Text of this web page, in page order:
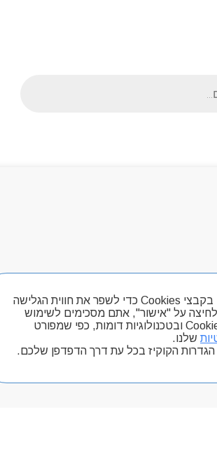
אנו משתמשים בקבצי Cookies כדי לשפר את חווית הגלישה
על "אישור", אתם מסכימים לשימוש
שלנו בקבצי Cookies ובטכנולוגיות דומות, כפי שמפורט
שלנו.
הגדרות הקוקיז בכל עת דרך הדפדפן שלכם.